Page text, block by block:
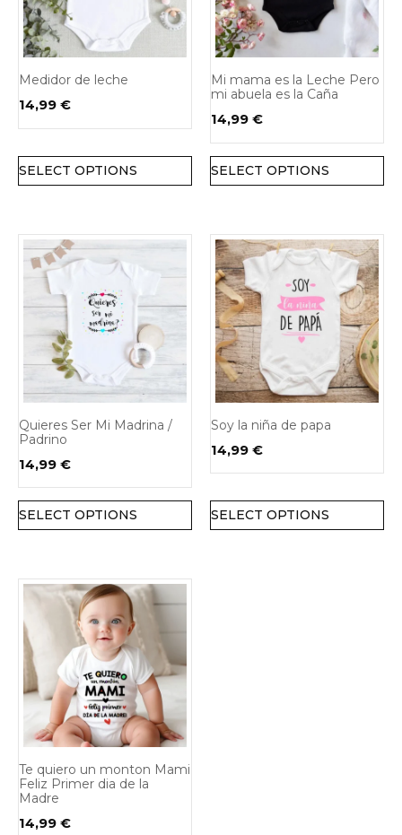
Medidor de leche
14,99 €
SELECT OPTIONS
Mi mama es la Leche Pero
mi abuela es la Caña
14,99 €
SELECT OPTIONS
Quieres Ser Mi Madrina /
Padrino
14,99 €
SELECT OPTIONS
Soy la niña de papa
14,99 €
SELECT OPTIONS
Te quiero un monton Mami
Feliz Primer dia de la
Madre
14,99 €